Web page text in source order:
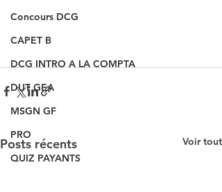
Concours DCG
CAPET B
DCG INTRO A LA COMPTA
DUT GEA
MSGN GF
PRO
QUIZ PAYANTS
Posts récents Voir tout